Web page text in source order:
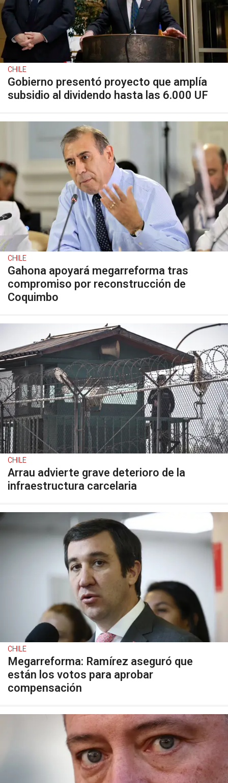
CHILE
Gobierno presentó proyecto que amplía
subsidio al dividendo hasta las 6.000 UF
CHILE
Gahona apoyará megarreforma tras
compromiso por reconstrucción de
Coquimbo
CHILE
Arrau advierte grave deterioro de la
infraestructura carcelaria
CHILE
Megarreforma: Ramírez aseguró que
están los votos para aprobar
compensación